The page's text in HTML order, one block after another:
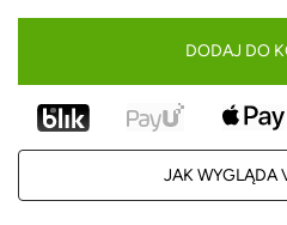
DODAJ DO
JAK WYGLĄDA